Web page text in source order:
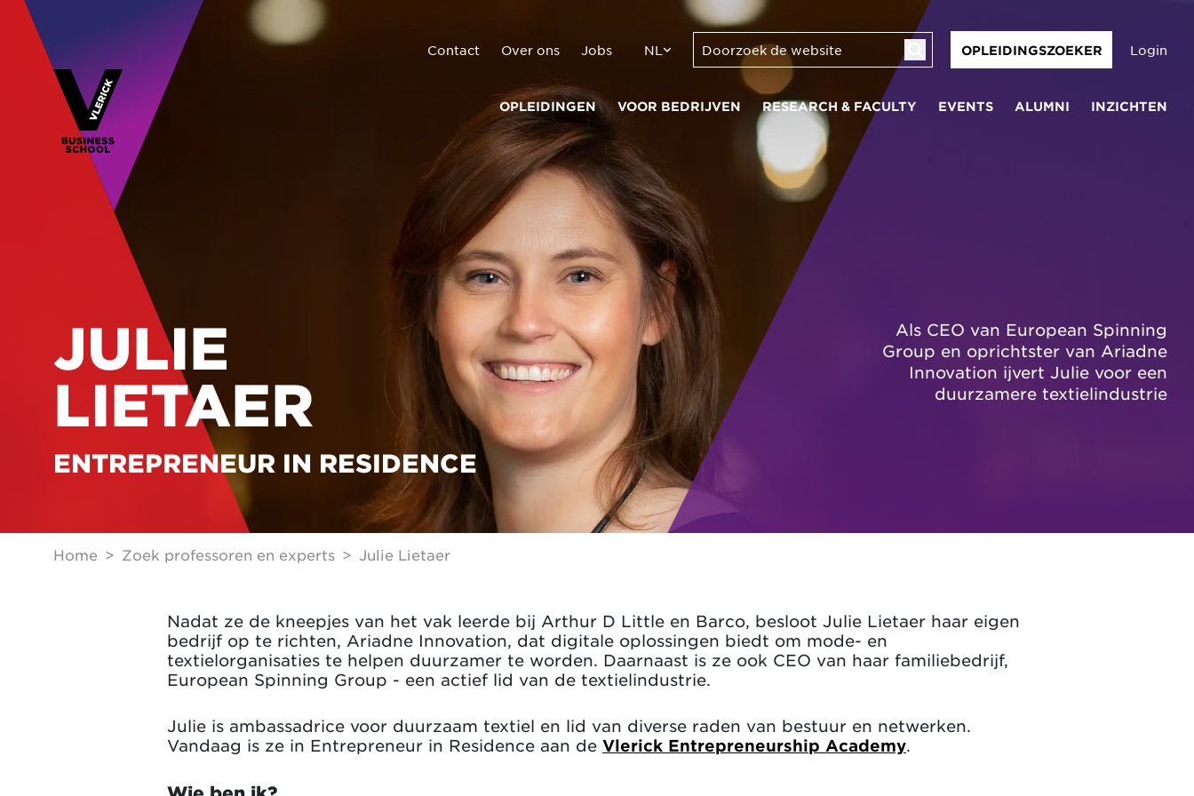
Contact Over ons Jobs NL OPLEIDINGSZOEKER Login
OPLEIDINGEN VOOR BEDRIJVEN RESEARCH & FACULTY EVENTS ALUMNI INZICHTEN
JULIE
LIETAER
ENTREPRENEUR IN RESIDENCE
Als CEO van European Spinning
Group en oprichtster van Ariadne
Innovation ijvert Julie voor een
duurzamere textielindustrie
Home Zoek professoren en experts Julie Lietaer
Nadat ze de kneepjes van het vak leerde bij Arthur D Little en Barco, besloot Julie Lietaer haar eigen
bedrijf op te richten, Ariadne Innovation, dat digitale oplossingen biedt om mode- en
textielorganisaties te helpen duurzamer te worden. Daarnaast is ze ook CEO van haar familiebedrijf,
European Spinning Group - een actief lid van de textielindustrie.
Julie is ambassadrice voor duurzaam textiel en lid van diverse raden van bestuur en netwerken.
Vandaag is ze in Entrepreneur in Residence aan de Vlerick Entrepreneurship Academy.